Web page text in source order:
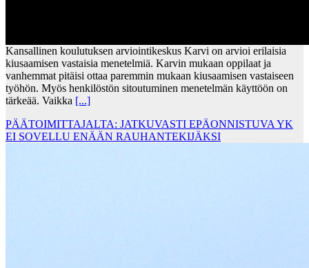
Kansallinen koulutuksen arviointikeskus Karvi on arvioi erilaisia
kiusaamisen vastaisia menetelmiä. Karvin mukaan oppilaat ja
vanhemmat pitäisi ottaa paremmin mukaan kiusaamisen vastaiseen
työhön. Myös henkilöstön sitoutuminen menetelmän käyttöön on
tärkeää. Vaikka [...]
PÄÄTOIMITTAJALTA: JATKUVASTI EPÄONNISTUVA YK
EI SOVELLU ENÄÄN RAUHANTEKIJÄKSI